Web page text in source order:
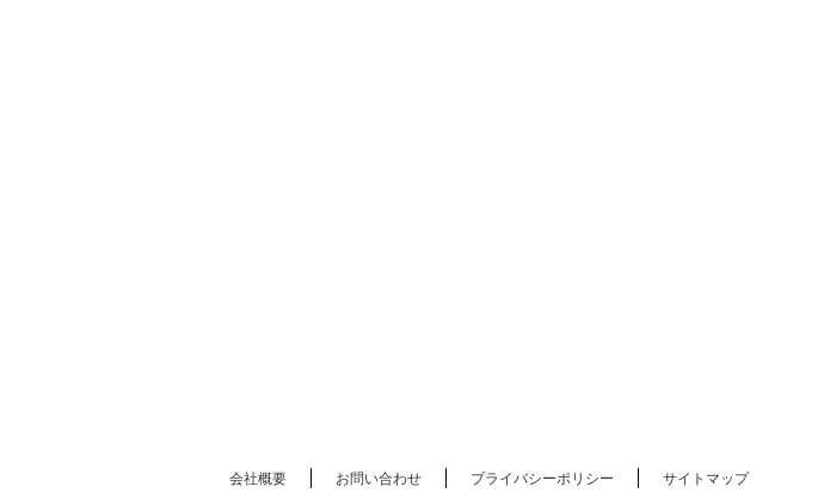
会社概要 お問い合わせ プライバシーポリシー サイトマップ